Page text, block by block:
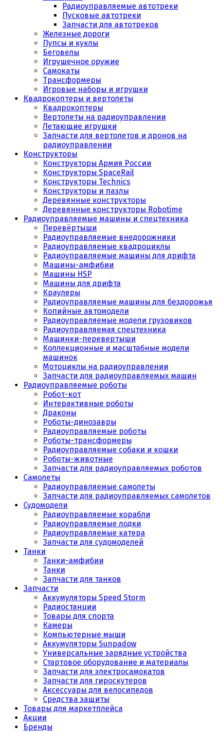
Радиоуправляемые автотреки
Пусковые автотреки
Запчасти для автотреков
Железные дороги
Пупсы и куклы
Беговелы
Игрушечное оружие
Самокаты
Трансформеры
Игровые наборы и игрушки
Квадрокоптеры и вертолеты
Квадрокоптеры
Вертолеты на радиоуправлении
Летающие игрушки
Запчасти для вертолетов и дронов на
радиоуправлении
Конструкторы
Конструкторы Армия России
Конструкторы SpaceRail
Конструкторы Technics
Конструкторы и пазлы
Деревянные конструкторы
Деревянные конструкторы Robotime
Радиоуправляемые машины и спецтехника
Перевёртыши
Радиоуправляемые внедорожники
Радиоуправляемые квадроциклы
Радиоуправляемые машины для дрифта
Машины-амфибии
Машины HSP
Машины для дрифта
Краулеры
Радиоуправляемые машины для бездорожья
Копийные автомодели
Радиоуправляемые модели грузовиков
Радиоуправляемая спецтехника
Машинки-перевертыши
Коллекционные и масштабные модели
машинок
Мотоциклы на радиоуправлении
Запчасти для радиоуправляемых машин
Радиоуправляемые роботы
Робот-кот
Интерактивные роботы
Драконы
Роботы-динозавры
Радиоуправляемые роботы
Роботы-трансформеры
Радиоуправляемые собаки и кошки
Роботы-животные
Запчасти для радиоуправляемых роботов
Самолеты
Радиоуправляемые самолеты
Запчасти для радиоуправляемых самолетов
Судомодели
Радиоуправляемые корабли
Радиоуправляемые лодки
Радиоуправляемые катера
Запчасти для судомоделей
Танки
Танки-амфибии
Танки
Запчасти для танков
Запчасти
Аккумуляторы Speed Storm
Радиостанции
Товары для спорта
Камеры
Компьютерные мыши
Аккумуляторы Sunpadow
Универсальные зарядные устройства
Стартовое оборудование и материалы
Запчасти для электросамокатов
Запчасти для гироскутеров
Аксессуары для велосипедов
Средства защиты
Товары для маркетплейса
Акции
Бренды